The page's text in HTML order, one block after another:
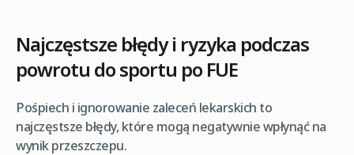
Najczęstsze błędy i ryzyka podczas
powrotu do sportu po FUE
Pośpiech i ignorowanie zaleceń lekarskich to
najczęstsze błędy, które mogą negatywnie wpłynąć na
wynik przeszczepu.